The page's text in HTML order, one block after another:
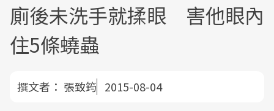
廁後未洗手就揉眼 害他眼內
住5條蟯蟲
撰文者： 張致筠 2015-08-04